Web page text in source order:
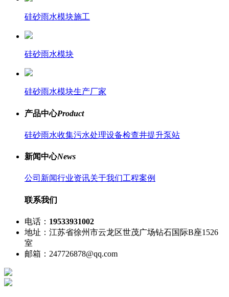
硅砂雨水模块施工
硅砂雨水模块
硅砂雨水模块生产厂家
产品中心Product
硅砂雨水收集污水处理设备检查井提升泵站
新闻中心News
公司新闻行业资讯关于我们工程案例
联系我们
电话： 19533931002
地址：江苏省徐州市云龙区世茂广场钻石国际B座1526
室
邮箱：247726878@qq.com